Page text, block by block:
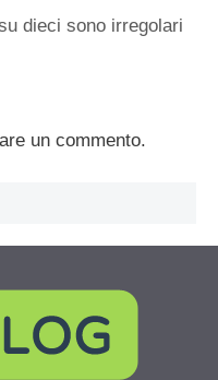
dieci sono irregolari
un commento.